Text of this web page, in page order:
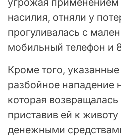
насилия, отняли у
прогуливалась с
мобильный телефон и
Кроме того,
разбойное нападение
которая
приставив ей к
денежными